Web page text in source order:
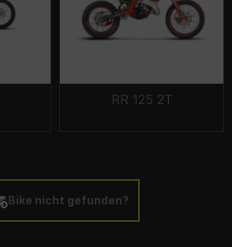
RR 125 2T
Bike nicht gefunden?